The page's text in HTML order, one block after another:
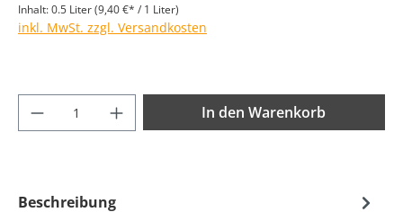
Inhalt:0.5 Liter(9,40 €* / 1 Liter)
inkl. MwSt. zzgl. Versandkosten
Produkt Anzahl: Gib den gewünschten
In den Warenkorb
Beschreibung